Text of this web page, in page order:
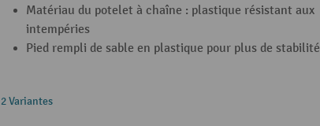
Matériau du potelet à chaîne : plastique résistant aux
intempéries
Pied rempli de sable en plastique pour plus de stabilité
2 Variantes